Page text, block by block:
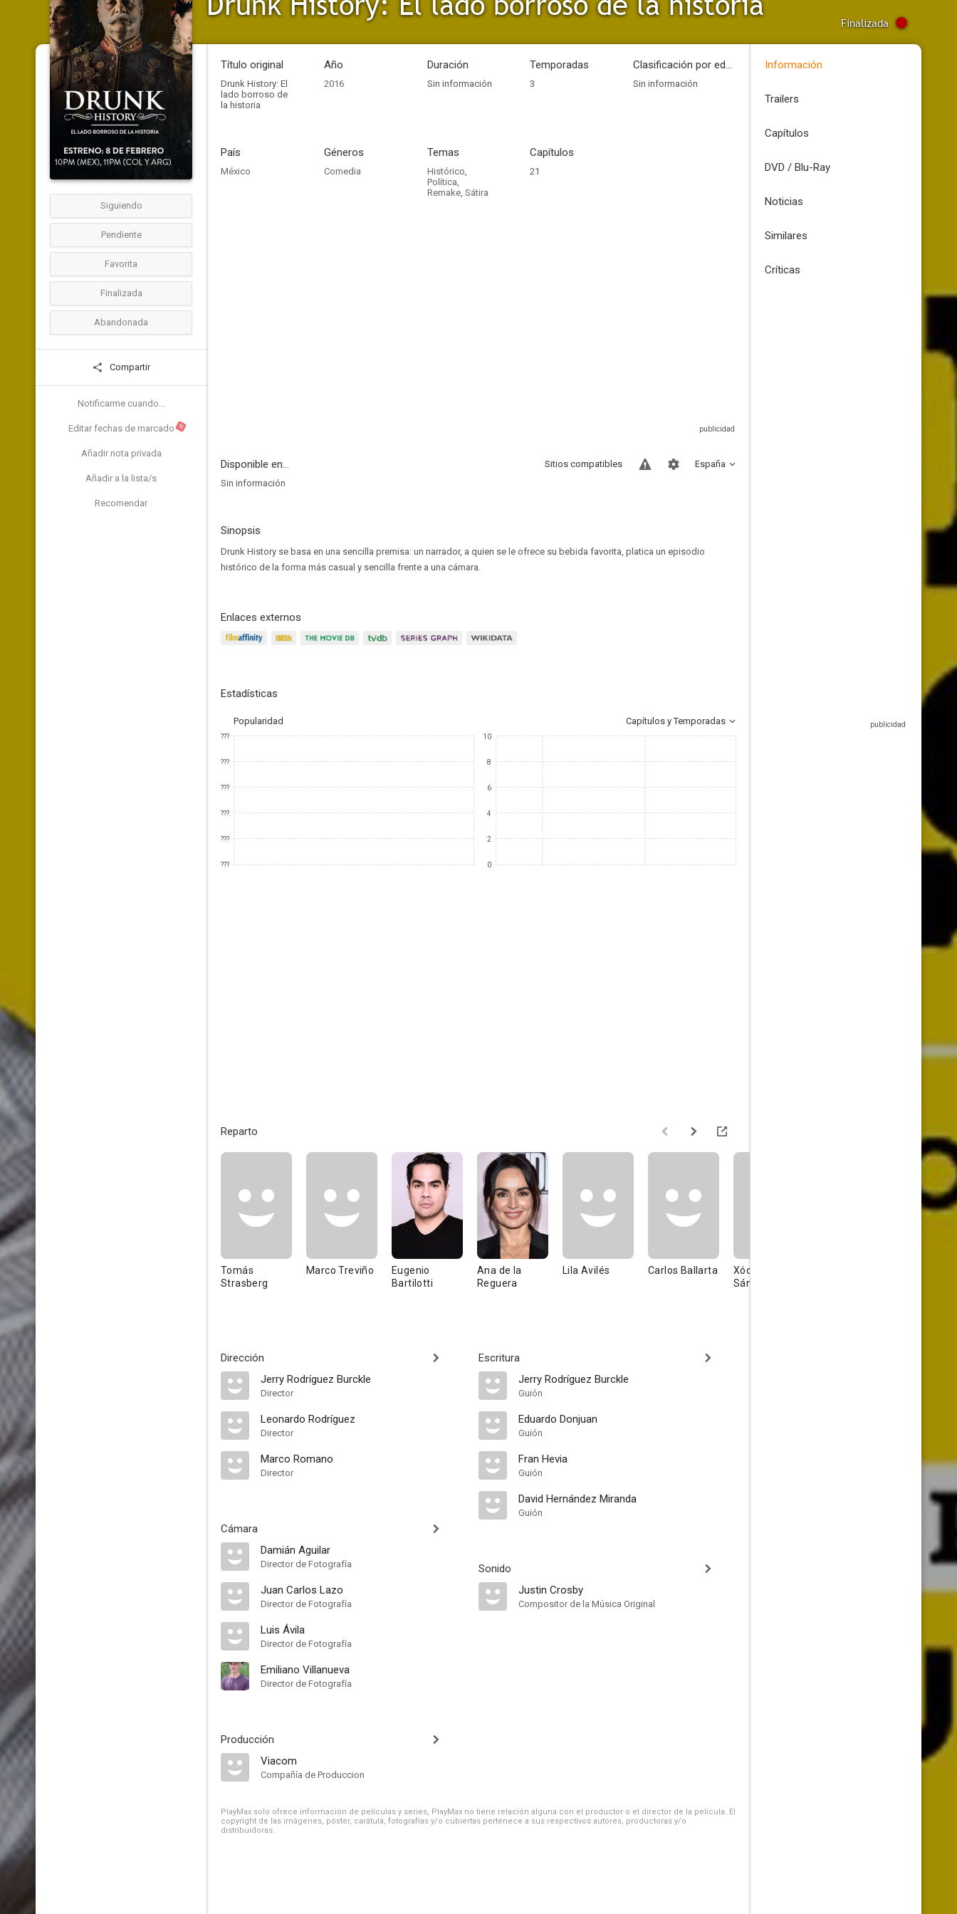
Finalizada
Siguiendo
Pendiente
Favorita
Finalizada
Abandonada
Compartir
Notificarme cuando...
Editar fechas de marcado N
Añadir nota privada
Añadir a la lista/s
Recomendar
Título original
Drunk History: El
lado borroso de
la historia
Año
2016
Duración
Sin información
Temporadas
3
Clasificación por edades
Sin información
País
México
Géneros
Comedia
Temas
Histórico,
Política,
Remake, Sátira
Capítulos
21
Disponible en... España
Sitios compatibles
Sin información
Sinopsis
Drunk History se basa en una sencilla premisa: un narrador, a quien se le ofrece su bebida favorita, platica un episodio
histórico de la forma más casual y sencilla frente a una cámara.
Enlaces externos
Estadísticas
Popularidad Capítulos y Temporadas
???
???
???
???
???
???
10
8
6
4
2
0
Reparto
Tomás
Strasberg
Marco Treviño
Eugenio
Bartilotti
Ana de la
Reguera
Lila Avilés Carlos Ballarta
Xóchitl
Sánchez
Dirección
Jerry Rodríguez Burckle
Director
Leonardo Rodríguez
Director
Marco Romano
Director
Cámara
Damián Aguilar
Director de Fotografía
Juan Carlos Lazo
Director de Fotografía
Luis Ávila
Director de Fotografía
Emiliano Villanueva
Director de Fotografía
Producción
Viacom
Compañía de Produccion
Escritura
Jerry Rodríguez Burckle
Guión
Eduardo Donjuan
Guión
Fran Hevia
Guión
David Hernández Miranda
Guión
Sonido
Justin Crosby
Compositor de la Música Original
PlayMax solo ofrece información de películas y series, PlayMax no tiene relación alguna con el productor o el director de la película. El
copyright de las imágenes, póster, carátula, fotografías y/o cubiertas pertenece a sus respectivos autores, productoras y/o
distribuidoras.
Información
Trailers
Capítulos
DVD / Blu-Ray
Noticias
Similares
Críticas